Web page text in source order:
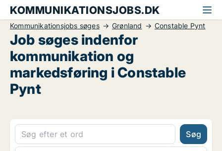
KOMMUNIKATIONSJOBS.DK
Kommunikationsjobs søges Grønland Constable Pynt
Job søges indenfor
kommunikation og
markedsføring i Constable
Pynt
Søg